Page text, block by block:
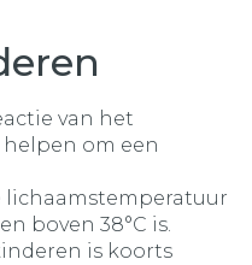
van het
om een
lichaamstemperatuur
boven 38°C is.
is koorts